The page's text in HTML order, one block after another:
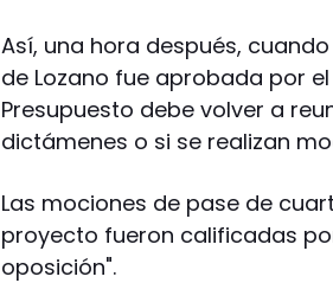
Así, una hora después,
de Lozano fue aprobada por
Presupuesto debe volver a
dictámenes o si se realizan
Las mociones de pase de
proyecto fueron calificadas
oposición".